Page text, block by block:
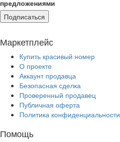
предложениями
Подписаться
Маркетплейс
Купить красивый номер
О проекте
Аккаунт продавца
Безопасная сделка
Проверенный продавец
Публичная оферта
Политика конфиденциальности
Помощь